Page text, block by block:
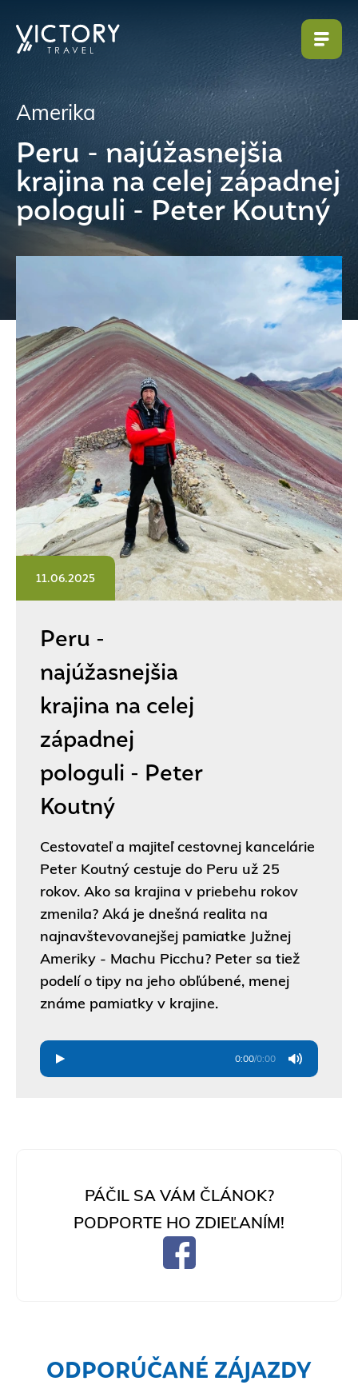
Amerika
Peru - najúžasnejšia
krajina na celej západnej
pologuli - Peter Koutný
Peru -
najúžasnejšia
krajina na celej
západnej
pologuli - Peter
Koutný
Cestovateľ a majiteľ cestovnej kancelárie
Peter Koutný cestuje do Peru už 25
rokov. Ako sa krajina v priebehu rokov
zmenila? Aká je dnešná realita na
najnavštevovanejšej pamiatke Južnej
Ameriky - Machu Picchu? Peter sa tiež
podelí o tipy na jeho obľúbené, menej
známe pamiatky v krajine.
0:00/0:00
11.06.2025
PÁČIL SA VÁM ČLÁNOK?
PODPORTE HO ZDIEĽANÍM!
ODPORÚČANÉ ZÁJAZDY